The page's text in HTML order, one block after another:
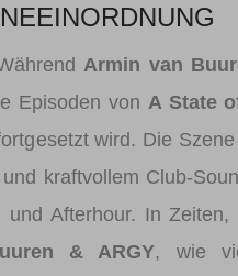
Armin van
Episoden von A State
wird. Die
kraftvollem Club-
und Afterhour. In
& ARGY, wie